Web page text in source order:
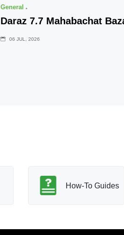
General
Daraz 7.7 Mahabachat
06 JUL, 2026
How-To Guides